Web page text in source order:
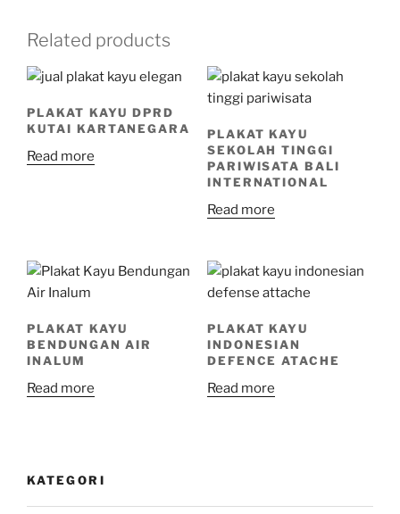
Related products
PLAKAT KAYU DPRD
KUTAI KARTANEGARA
Read more
PLAKAT KAYU
SEKOLAH TINGGI
PARIWISATA BALI
INTERNATIONAL
Read more
PLAKAT KAYU
BENDUNGAN AIR
INALUM
Read more
PLAKAT KAYU
INDONESIAN
DEFENCE ATACHE
Read more
KATEGORI